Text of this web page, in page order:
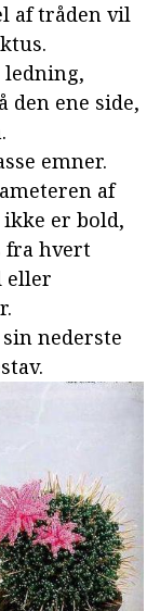
af tråden vil
ledning,
den ene side,
emner.
af
er bold,
fra hvert
eller
nederste